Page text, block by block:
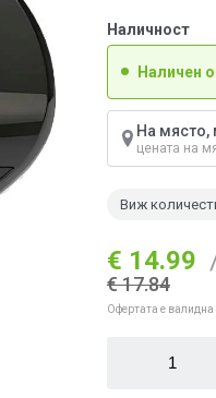
Наличност
Наличен
На място,
цената на
Виж
€ 14.99
€ 17.84
Офертата е